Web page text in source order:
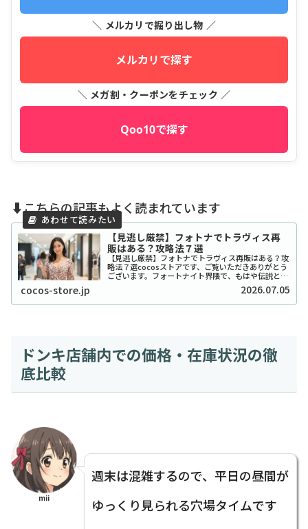
＼ メルカリで掘り出し物 ／
メルカリで探す
＼ メガ割・クーポンをチェック ／
Qoo10で探す
⬇️こちらの記事もよく読まれています
【見逃し厳禁】フォトナでトラヴィス再
販はある？攻略法７選
【見逃し厳禁】フォトナでトラヴィス再販はある？攻
略法７選cocosストアです、ご覧いただきありがとう
ございます。フォートナイト界隈で、もはや伝説とな
っている「トラヴィス・スコット」スキンの再販につ
いて、気になって夜も眠れないという方も多いの...
cocos-store.jp 2026.07.05
ドンキ店舗内での価格・在庫状況の徹
底比較
mii
週末は混雑するので、平日の昼間が
ゆっくり見られる穴場タイムです